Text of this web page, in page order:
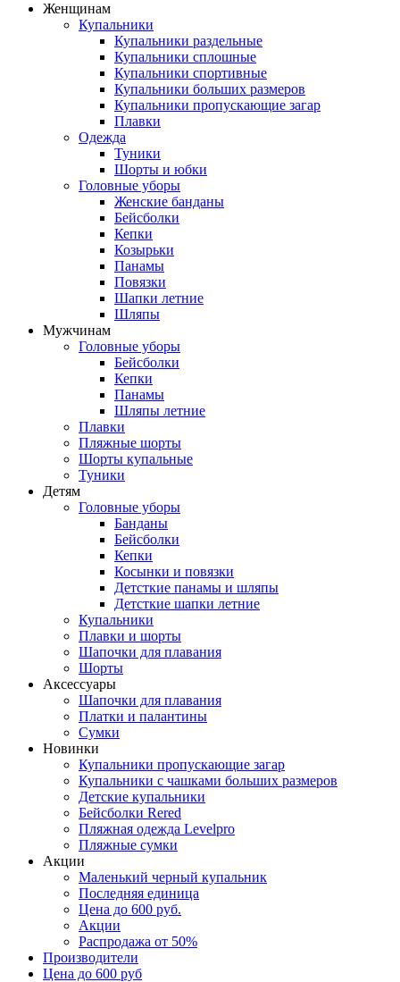
Женщинам
Купальники
Купальники раздельные
Купальники сплошные
Купальники спортивные
Купальники больших размеров
Купальники пропускающие загар
Плавки
Одежда
Туники
Шорты и юбки
Головные уборы
Женские банданы
Бейсболки
Кепки
Козырьки
Панамы
Повязки
Шапки летние
Шляпы
Мужчинам
Головные уборы
Бейсболки
Кепки
Панамы
Шляпы летние
Плавки
Пляжные шорты
Шорты купальные
Туники
Детям
Головные уборы
Банданы
Бейсболки
Кепки
Косынки и повязки
Детсткие панамы и шляпы
Детсткие шапки летние
Купальники
Плавки и шорты
Шапочки для плавания
Шорты
Аксессуары
Шапочки для плавания
Платки и палантины
Сумки
Новинки
Купальники пропускающие загар
Купальники с чашками больших размеров
Детские купальники
Бейсболки Rered
Пляжная одежда Levelpro
Пляжные сумки
Акции
Маленький черный купальник
Последняя единица
Цена до 600 руб.
Акции
Распродажа от 50%
Производители
Цена до 600 руб